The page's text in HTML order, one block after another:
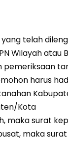
telah
Wilayah atau
pemeriksaan
harus
Kota
maka surat
maka